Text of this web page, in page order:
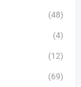
(48)
(4)
(12)
(69)